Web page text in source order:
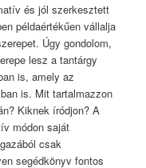
és jól szerkesztett
példaértékűen vállalja
Úgy gondolom,
lesz a tantárgy
is, amely az
is. Mit tartalmazzon
Kiknek íródjon? A
módon saját
csak
segédkönyv fontos